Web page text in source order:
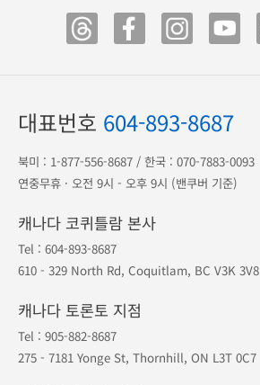
대표번호 604-893-8687
북미 : 1-877-556-8687 / 한국 : 070-7883-0093
연중무휴 · 오전 9시 - 오후 9시 (밴쿠버 기준)
캐나다 코퀴틀람 본사
Tel : 604-893-8687
610 - 329 North Rd, Coquitlam, BC V3K 3V8
캐나다 토론토 지점
Tel : 905-882-8687
275 - 7181 Yonge St, Thornhill, ON L3T 0C7